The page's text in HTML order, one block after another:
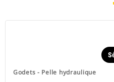
Godets - Pelle hydraulique